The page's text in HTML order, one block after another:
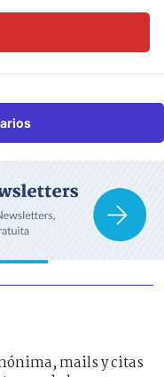
mails y citas